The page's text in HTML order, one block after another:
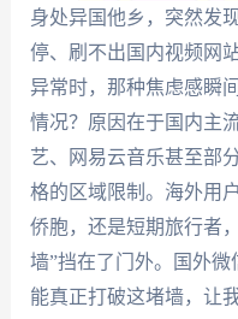
身处异国他乡，突然发
停、刷不出国内视频网
异常时，那种焦虑感瞬
情况？原因在于国内主
艺、网易云音乐甚至部
格的区域限制。海外用
侨胞，还是短期旅行者
墙”挡在了门外。国外微
能真正打破这堵墙，让